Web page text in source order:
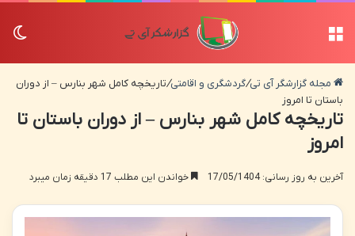
مجله گزارشگر آی تی/گردشگری و اقامتی/تاریخچه کامل شهر بنارس – از دوران
باستان تا امروز
تاریخچه کامل شهر بنارس – از دوران باستان تا
امروز
آخرین به روز رسانی: 17/05/1404 خواندن این مطلب 17 دقیقه زمان میبرد